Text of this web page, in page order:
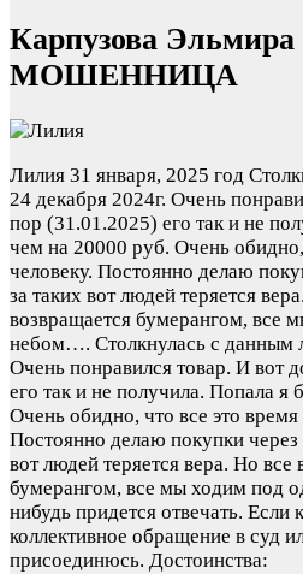
Карпузова
МОШЕННИЦА
Лилия 31 января, 2025 год
24 декабря 2024г. Очень
пор (31.01.2025) его так и не
чем на 20000 руб. Очень
человеку. Постоянно делаю
за таких вот людей теряется
возвращается бумерангом, все
небом…. Столкнулась с данным
Очень понравился товар. И вот
его так и не получила. Попала
Очень обидно, что все это время
Постоянно делаю покупки через
вот людей теряется вера. Но все
бумерангом, все мы ходим под
нибудь придется отвечать. Если
коллективное обращение в суд
присоединюсь. Достоинства: